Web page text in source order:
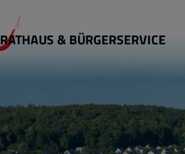
RATHAUS & BÜRGERSERVICE